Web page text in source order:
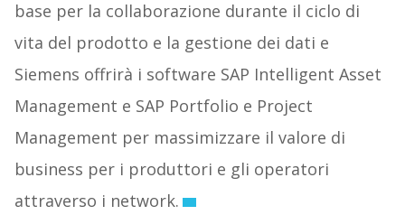
base per la collaborazione durante il ciclo di
vita del prodotto e la gestione dei dati e
Siemens offrirà i software SAP Intelligent Asset
Management e SAP Portfolio e Project
Management per massimizzare il valore di
business per i produttori e gli operatori
attraverso i network.